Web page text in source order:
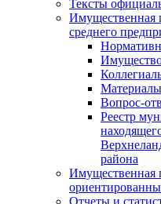
Тексты
Имущественная
среднего
Вопрос-
Реестр
района
Имущественная
Отчеты и